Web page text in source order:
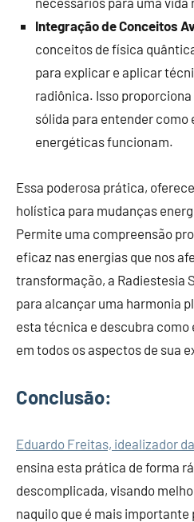
Integração de Conceitos
conceitos de física
para explicar e aplicar
radiônica. Isso
sólida para entender como
energéticas funcionam.
Essa poderosa prática,
holística para mudanças
Permite uma compreensão
eficaz nas energias que nos
transformação, a Radiestesia
para alcançar uma harmonia
esta técnica e descubra como
em todos os aspectos de sua
Conclusão:
Eduardo Freitas, idealizador
ensina esta prática de forma
descomplicada, visando
naquilo que é mais importante